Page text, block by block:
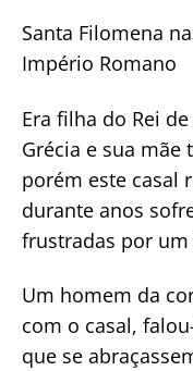
Santa Filomena
Império Romano
Era filha do Rei
Grécia e sua mãe
porém este casal
durante anos
frustradas por
Um homem da
com o casal,
que se